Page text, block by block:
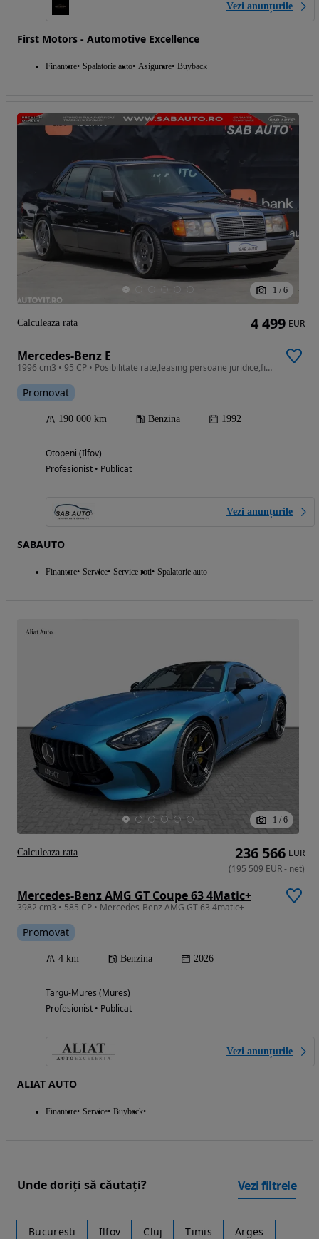
Vezi anunțurile
First Motors - Automotive Excellence
Finantare Spalatorie auto Asigurare Buyback
1 / 6
Mercedes-Benz E
1996 cm3 • 95 CP • Posibilitate rate,leasing persoane juridice,fizice avans 0 30%
Promovat
190 000 km Benzina 1992
Otopeni (Ilfov)
Profesionist • Publicat
Vezi anunțurile
SABAUTO
Finantare Service Service roti Spalatorie auto
4 499 EUR
Calculeaza rata
1 / 6
Mercedes-Benz AMG GT Coupe 63 4Matic+
3982 cm3 • 585 CP • Mercedes-Benz AMG GT 63 4matic+
Promovat
4 km Benzina 2026
Targu-Mures (Mures)
Profesionist • Publicat
Vezi anunțurile
ALIAT AUTO
Finantare Service Buyback
236 566 EUR
(195 509 EUR- net)
Calculeaza rata
Unde doriți să căutați? Vezi filtrele
Bucuresti Ilfov Cluj Timis Arges